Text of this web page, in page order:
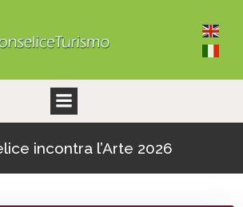
contenuto
incontra l’Arte 2026